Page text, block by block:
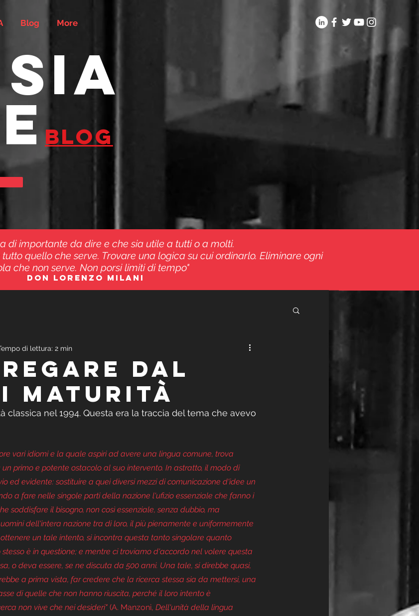
Blog More
blog
di importante da dire e che sia utile a tutti o a molti.
quello che serve. Trovare una logica su cui ordinarlo. Eliminare ogni
che non serve. Non porsi limiti di tempo"
don lorenzo milani
DAL
MATURITÀ
di lettura: 2 min
classica nel 1994. Questa era la traccia del tema che avevo
vari idiomi e la quale aspiri ad avere una lingua comune, trova
primo e potente ostacolo al suo intervento. In astratto, il modo di
ed evidente: sostituire a quei diversi mezzi di comunicazione d'idee un
a fare nelle singole parti della nazione l'ufizio essenziale che fanno i
soddisfare il bisogno, non così essenziale, senza dubbio, ma
dell'intera nazione tra di loro, il più pienamente e uniformemente
un tale intento, si incontra questa tanto singolare quanto
è in questione; e mentre ci troviamo d'accordo nel volere questa
o deva essere, se ne discuta da 500 anni. Una tale, si direbbe quasi,
a prima vista, far credere che la ricerca stessa sia da mettersi, una
di quelle che non hanno riuscita, perché il loro intento è
non vive che nei desideri" (A. Manzoni, Dell'unità della lingua